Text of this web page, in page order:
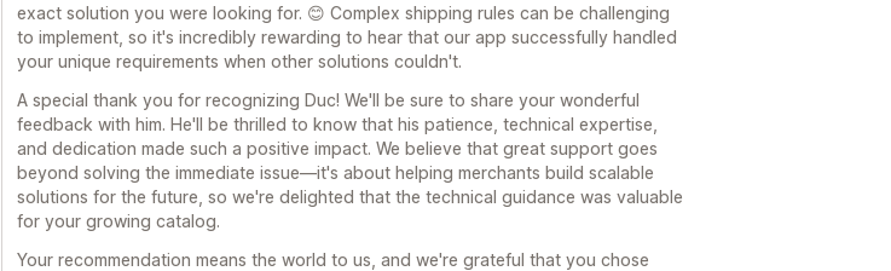
exact solution you were looking for. 😊 Complex shipping rules can be challenging
to implement, so it's incredibly rewarding to hear that our app successfully handled
your unique requirements when other solutions couldn't.
A special thank you for recognizing Duc! We'll be sure to share your wonderful
feedback with him. He'll be thrilled to know that his patience, technical expertise,
and dedication made such a positive impact. We believe that great support goes
beyond solving the immediate issue—it's about helping merchants build scalable
solutions for the future, so we're delighted that the technical guidance was valuable
for your growing catalog.
Your recommendation means the world to us, and we're grateful that you chose